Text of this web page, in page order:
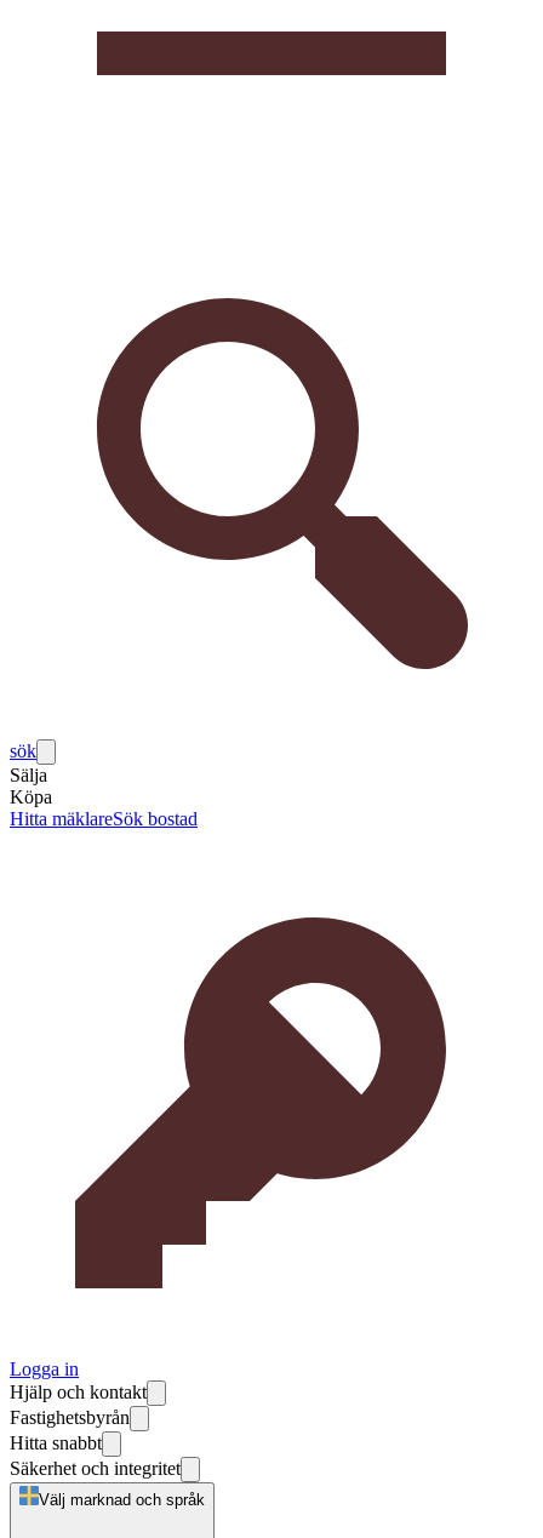
sök
Sälja
Köpa
Hitta mäklareSök bostad
Logga in
Hjälp och kontakt
Fastighetsbyrån
Hitta snabbt
Säkerhet och integritet
Välj marknad och språk